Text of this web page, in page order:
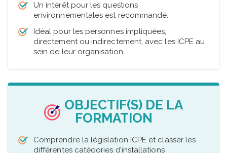
Un intérêt pour les questions
environnementales est recommandé.
Idéal pour les personnes impliquées,
directement ou indirectement, avec les ICPE au
sein de leur organisation.
OBJECTIF(S) DE LA
FORMATION
Comprendre la législation ICPE et classer les
différentes catégories d’installations